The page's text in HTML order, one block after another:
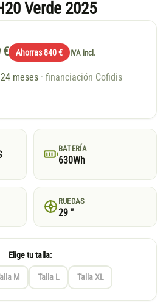
Verde 2025
€ Ahorras 840 € IVA incl.
meses · financiación Cofidis
BATERÍA
630Wh
RUEDAS
29 "
Elige tu talla:
M Talla L Talla XL